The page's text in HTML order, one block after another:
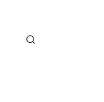
Przejdź do treści